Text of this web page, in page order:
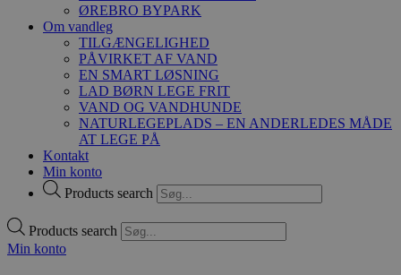
ØREBRO BYPARK
Om vandleg
TILGÆNGELIGHED
PÅVIRKET AF VAND
EN SMART LØSNING
LAD BØRN LEGE FRIT
VAND OG VANDHUNDE
NATURLEGEPLADS – EN ANDERLEDES MÅDE
AT LEGE PÅ
Kontakt
Min konto
Products search
Products search
Min konto